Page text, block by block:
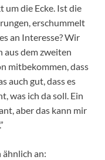
um die Ecke. Ist die
erschummelt
an Interesse? Wir
aus dem zweiten
mitbekommen, dass
auch gut, dass es
was ich da soll. Ein
aber das kann mir
ähnlich an: